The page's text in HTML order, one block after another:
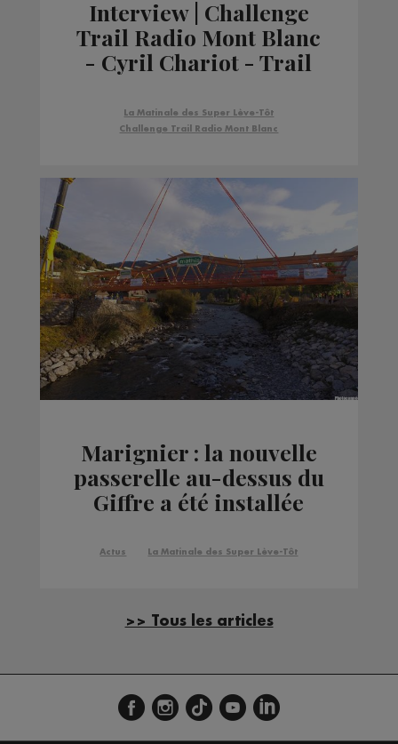
Interview | Challenge
Trail Radio Mont Blanc
- Cyril Chariot - Trail
La Matinale des Super Lève-Tôt
Challenge Trail Radio Mont Blanc
Marignier : la nouvelle
passerelle au-dessus du
Giffre a été installée
Actus La Matinale des Super Lève-Tôt
>> Tous les articles